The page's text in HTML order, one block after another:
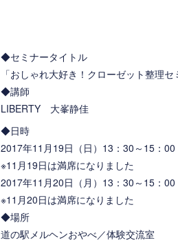
◆セミナータイトル
「おしゃれ大好き！クローゼット整理セ
◆講師
LIBERTY 大峯静佳
◆日時
2017年11月19日（日）13：30～15：00
※11月19日は満席になりました
2017年11月20日（月）13：30～15：00
※11月20日は満席になりました
◆場所
道の駅メルヘンおやべ／体験交流室